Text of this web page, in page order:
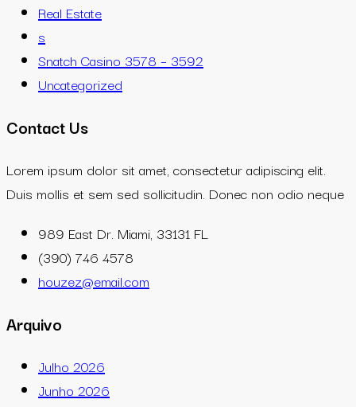
Real Estate
s
Snatch Casino 3578 – 3592
Uncategorized
Contact Us
Lorem ipsum dolor sit amet, consectetur adipiscing elit.
Duis mollis et sem sed sollicitudin. Donec non odio neque
989 East Dr. Miami, 33131 FL
(390) 746 4578
houzez@email.com
Arquivo
Julho 2026
Junho 2026